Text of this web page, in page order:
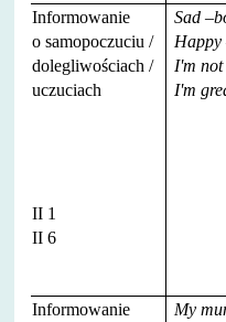
Informowanie
o samopoczuciu /
dolegliwościach /
uczuciach
II 1
II 6
Sad
Happy
I'm
I'm
Informowanie
My